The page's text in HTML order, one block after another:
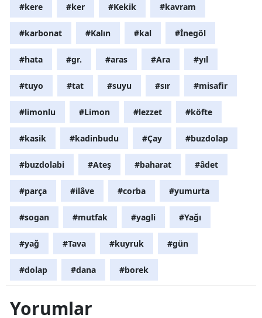
#kere #ker #Kekik #kavram
#karbonat #Kalın #kal #İnegöl
#hata #gr. #aras #Ara #yıl
#tuyo #tat #suyu #sır #misafir
#limonlu #Limon #lezzet #köfte
#kasik #kadinbudu #Çay #buzdolap
#buzdolabi #Ateş #baharat #âdet
#parça #ilâve #corba #yumurta
#sogan #mutfak #yagli #Yağı
#yağ #Tava #kuyruk #gün
#dolap #dana #borek
Yorumlar